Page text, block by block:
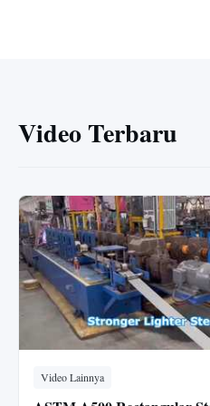
Video Terbaru
Video Lainnya